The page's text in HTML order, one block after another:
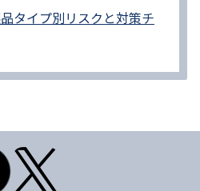
タイプ別リスクと対策チ